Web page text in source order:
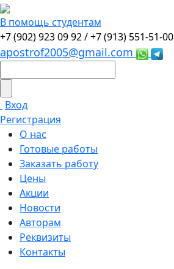
В помощь студентам
+7 (902) 923 09 92 /+7 (913) 551-51-00
apostrof2005@gmail.com
Вход
Регистрация
О нас
Готовые работы
Заказать работу
Цены
Акции
Новости
Авторам
Реквизиты
Контакты